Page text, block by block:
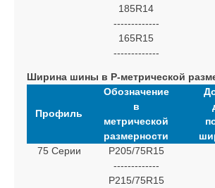
185R14
-------------
165R15
-------------
Ширина шины в P-метрической
Профиль
Обозначение
в
метрической
размерности
75 Серии
P205/75R15
-------------
P215/75R15